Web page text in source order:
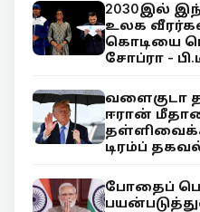
2030இல்
உலக
கொடியை
சோப்ரா -
வளைகுடா
ஈரான்
டிரம்ப்
போதைப்